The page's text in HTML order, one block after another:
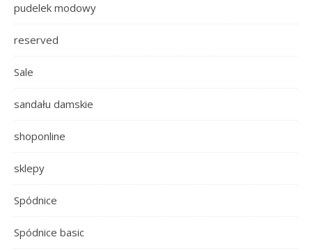
pudelek modowy
reserved
Sale
sandału damskie
shoponline
sklepy
Spódnice
Spódnice basic